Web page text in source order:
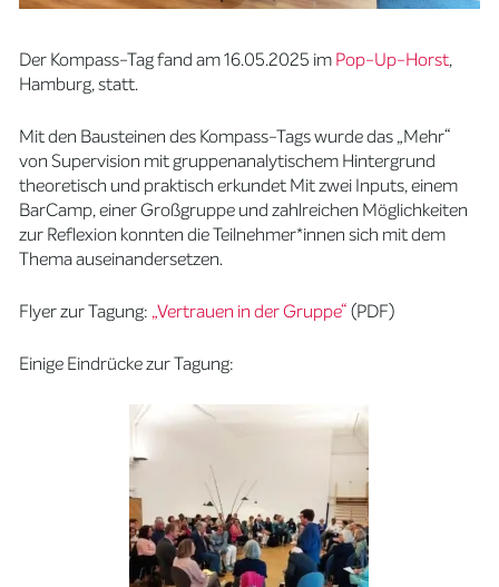
Der Kompass-Tag fand am 16.05.2025 imPop-Up-Horst,
Hamburg, statt.
Mit den Bausteinen des Kompass-Tags wurde das „Mehr“
von Supervision mit gruppenanalytischem Hintergrund
theoretisch und praktisch erkundet Mit zwei Inputs, einem
BarCamp, einer Großgruppe und zahlreichen Möglichkeiten
zur Reflexion konnten die Teilnehmer*innen sich mit dem
Thema auseinandersetzen.
Flyer zur Tagung: „Vertrauen in der Gruppe“(PDF)
Einige Eindrücke zur Tagung: